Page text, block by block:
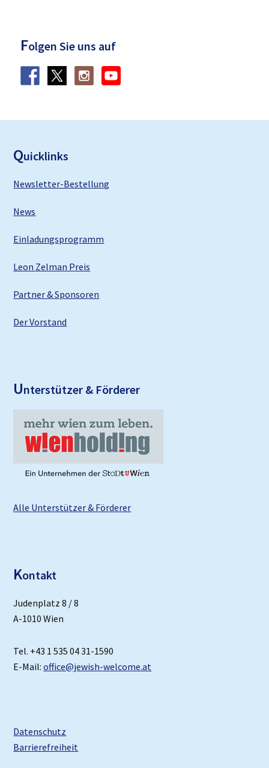
Folgen Sie uns auf
Quicklinks
Newsletter-Bestellung
News
Einladungsprogramm
Leon Zelman Preis
Partner & Sponsoren
Der Vorstand
Unterstützer & Förderer
Alle Unterstützer & Förderer
Kontakt
Judenplatz 8 / 8
A-1010 Wien
Tel. +43 1 535 04 31-1590
E-Mail:office@jewish-welcome.at
Datenschutz
Barrierefreiheit